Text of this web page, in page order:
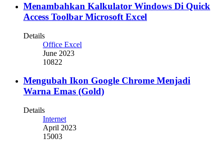
Menambahkan Kalkulator Windows Di Quick
Access Toolbar Microsoft Excel
Details
Office Excel
June 2023
10822
Mengubah Ikon Google Chrome Menjadi
Warna Emas (Gold)
Details
Internet
April 2023
15003